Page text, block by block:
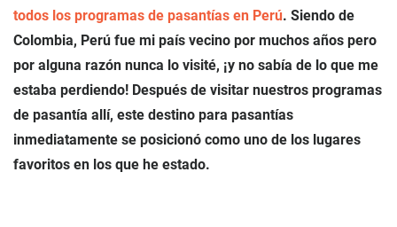
todos los programas de pasantías en Perú. Siendo de
Colombia, Perú fue mi país vecino por muchos años pero
por alguna razón nunca lo visité, ¡y no sabía de lo que me
estaba perdiendo! Después de visitar nuestros programas
de pasantía allí, este destino para pasantías
inmediatamente se posicionó como uno de los lugares
favoritos en los que he estado.